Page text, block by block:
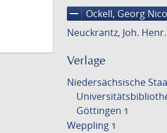
remove Ockell, Georg
Neuckrantz, Joh. Henr.
Verlage
Niedersächsische
Göttingen 1
Weppling 1